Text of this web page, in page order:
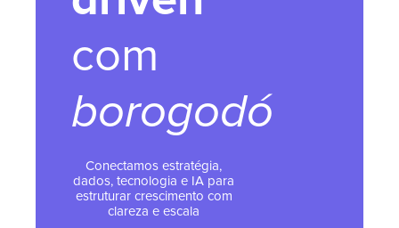
com
borogodó
Conectamos estratégia,
dados, tecnologia e IA para
estruturar crescimento com
clareza e escala